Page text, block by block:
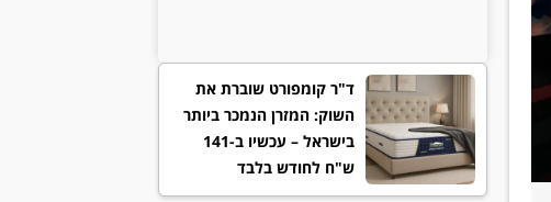
ד"ר קומפורט שוברת את
השוק: המזרן הנמכר ביותר
בישראל – עכשיו ב-141
ש"ח לחודש בלבד